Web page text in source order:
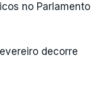
no Parlamento
decorre